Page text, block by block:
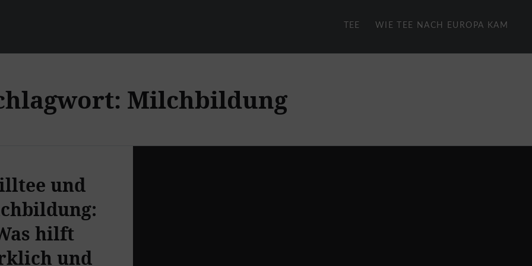
TEE WIE TEE NACH EUROPA KAM
Milchbildung
und
hilft
und